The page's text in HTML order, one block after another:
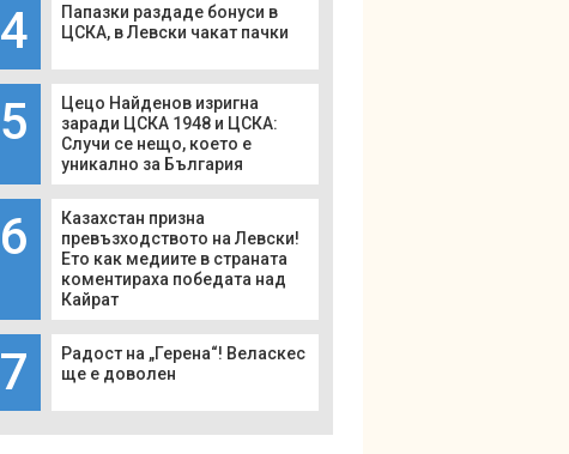
4
Папазки раздаде бонуси в
ЦСКА, в Левски чакат пачки
5
Цецо Найденов изригна
заради ЦСКА 1948 и ЦСКА:
Случи се нещо, което е
уникално за България
6
Казахстан призна
превъзходството на Левски!
Ето как медиите в страната
коментираха победата над
Кайрат
7
Радост на „Герена“! Веласкес
ще е доволен